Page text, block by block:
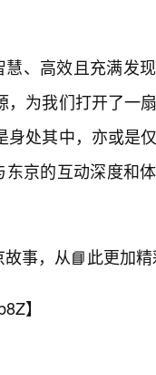
、高效且充满发
为我们打开了一
处其中，亦或是
京的互动深度和
事，从📘此更加精
】